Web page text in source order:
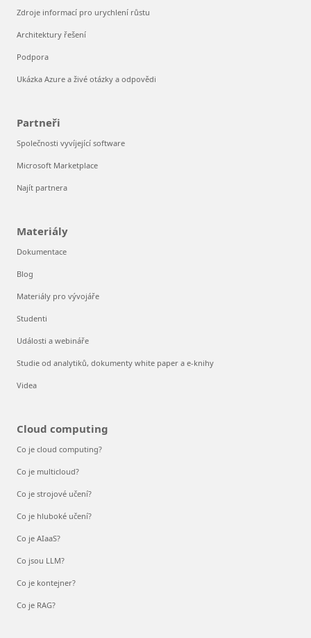
Zdroje informací pro urychlení růstu
Architektury řešení
Podpora
Ukázka Azure a živé otázky a odpovědi
Partneři
Společnosti vyvíjející software
Microsoft Marketplace
Najít partnera
Materiály
Dokumentace
Blog
Materiály pro vývojáře
Studenti
Události a webináře
Studie od analytiků, dokumenty white paper a e-knihy
Videa
Cloud computing
Co je cloud computing?
Co je multicloud?
Co je strojové učení?
Co je hluboké učení?
Co je AIaaS?
Co jsou LLM?
Co je kontejner?
Co je RAG?